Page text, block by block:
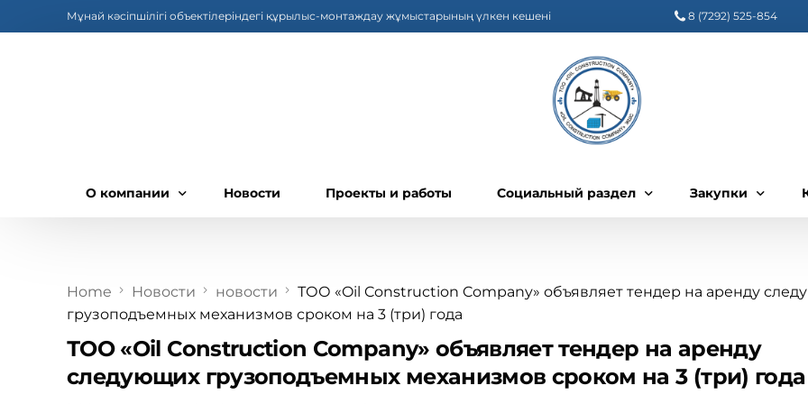
Мұнай кәсіпшілігі объектілеріндегі құрылыс-монтаждау жұмыстарының үлкен кешені 8 (7292) 525-854
О компании
Руководство компании
Корпоративные документы
Деятельность
Омбудсмен
Новости Проекты и работы Социальный раздел Закупки
Закупки 2023 год
Закупки 2025 год
Закупки 2026 год
Home Новости новости
ТОО «Oil Construction Company» объявляет тендер на аренду
грузоподъемных механизмов сроком на 3 (три) года
ТОО «Oil Construction Company» объявляет тендер на аренду
следующих грузоподъемных механизмов сроком на 3 (три) года